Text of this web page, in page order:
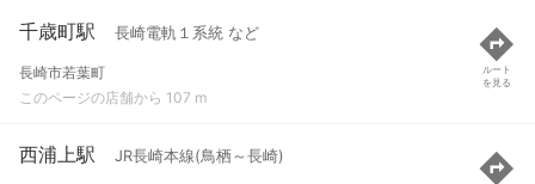
千歳町駅 長崎電軌１系統 など
長崎市若葉町
このページの店舗から 107 m
ルート
を見る
西浦上駅 JR長崎本線(鳥栖～長崎)